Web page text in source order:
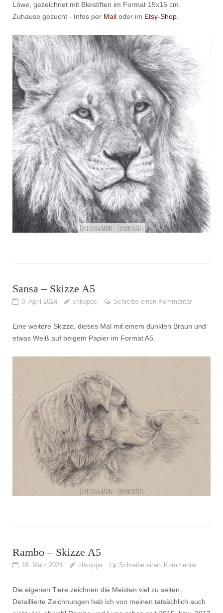
Löwe, gezeichnet mit Bleistiften im Format 15x15 cm.
Zuhause gesucht - Infos per Mailoder im Etsy-Shop.
Sansa – Skizze A5
9. April 2024 chkoppe Schreibe einen Kommentar
Eine weitere Skizze, dieses Mal mit einem dunklen Braun und
etwas Weiß auf beigem Papier im Format A5.
Rambo – Skizze A5
19. März 2024 chkoppe Schreibe einen Kommentar
Die eigenen Tiere zeichnen die Meisten viel zu selten.
Detaillierte Zeichnungen hab ich von meinen tatsächlich auch